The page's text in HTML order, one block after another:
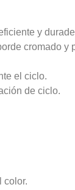
y
cromado y
el ciclo.
de ciclo.
color.